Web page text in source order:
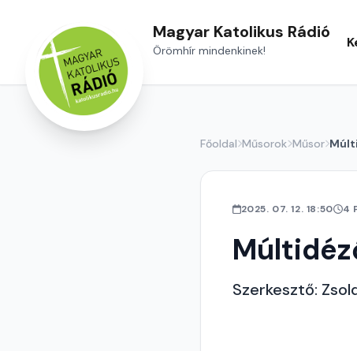
Magyar Katolikus Rádió
Örömhír mindenkinek!
Főoldal Műsorok Műsor
2025. 07. 12. 18:50 4
Szerkesztő: